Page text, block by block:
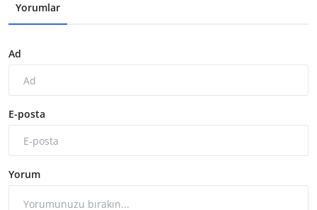
Yorumlar
Ad
E-posta
Yorum